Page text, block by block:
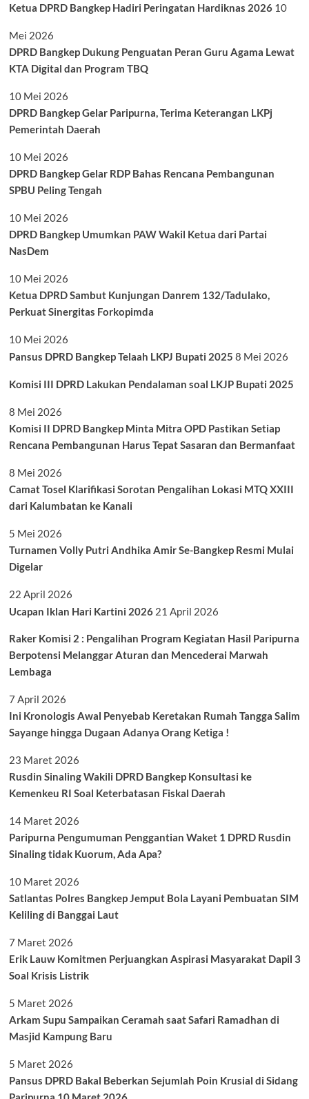
Ketua DPRD Bangkep Hadiri Peringatan Hardiknas 2026 10
Mei 2026
DPRD Bangkep Dukung Penguatan Peran Guru Agama Lewat
KTA Digital dan Program TBQ
10 Mei 2026
DPRD Bangkep Gelar Paripurna, Terima Keterangan LKPj
Pemerintah Daerah
10 Mei 2026
DPRD Bangkep Gelar RDP Bahas Rencana Pembangunan
SPBU Peling Tengah
10 Mei 2026
DPRD Bangkep Umumkan PAW Wakil Ketua dari Partai
NasDem
10 Mei 2026
Ketua DPRD Sambut Kunjungan Danrem 132/Tadulako,
Perkuat Sinergitas Forkopimda
10 Mei 2026
Pansus DPRD Bangkep Telaah LKPJ Bupati 2025 8 Mei 2026
Komisi III DPRD Lakukan Pendalaman soal LKJP Bupati 2025
8 Mei 2026
Komisi II DPRD Bangkep Minta Mitra OPD Pastikan Setiap
Rencana Pembangunan Harus Tepat Sasaran dan Bermanfaat
8 Mei 2026
Camat Tosel Klarifikasi Sorotan Pengalihan Lokasi MTQ XXIII
dari Kalumbatan ke Kanali
5 Mei 2026
Turnamen Volly Putri Andhika Amir Se-Bangkep Resmi Mulai
Digelar
22 April 2026
Ucapan Iklan Hari Kartini 2026 21 April 2026
Raker Komisi 2 : Pengalihan Program Kegiatan Hasil Paripurna
Berpotensi Melanggar Aturan dan Mencederai Marwah
Lembaga
7 April 2026
Ini Kronologis Awal Penyebab Keretakan Rumah Tangga Salim
Sayange hingga Dugaan Adanya Orang Ketiga !
23 Maret 2026
Rusdin Sinaling Wakili DPRD Bangkep Konsultasi ke
Kemenkeu RI Soal Keterbatasan Fiskal Daerah
14 Maret 2026
Paripurna Pengumuman Penggantian Waket 1 DPRD Rusdin
Sinaling tidak Kuorum, Ada Apa?
10 Maret 2026
Satlantas Polres Bangkep Jemput Bola Layani Pembuatan SIM
Keliling di Banggai Laut
7 Maret 2026
Erik Lauw Komitmen Perjuangkan Aspirasi Masyarakat Dapil 3
Soal Krisis Listrik
5 Maret 2026
Arkam Supu Sampaikan Ceramah saat Safari Ramadhan di
Masjid Kampung Baru
5 Maret 2026
Pansus DPRD Bakal Beberkan Sejumlah Poin Krusial di Sidang